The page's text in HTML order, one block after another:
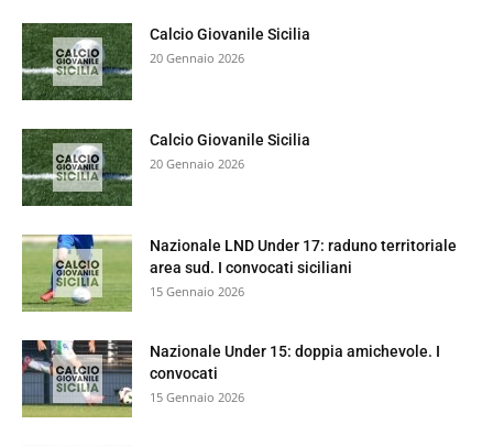
Calcio Giovanile Sicilia
20 Gennaio 2026
Calcio Giovanile Sicilia
20 Gennaio 2026
Nazionale LND Under 17: raduno territoriale
area sud. I convocati siciliani
15 Gennaio 2026
Nazionale Under 15: doppia amichevole. I
convocati
15 Gennaio 2026